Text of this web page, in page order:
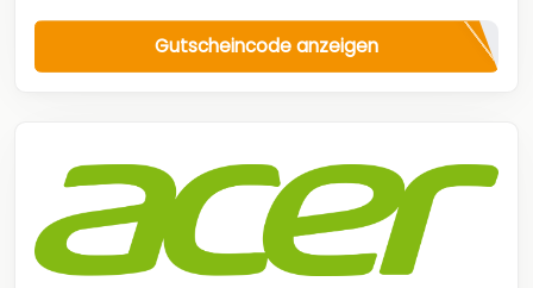
Gutscheincode anzeigen